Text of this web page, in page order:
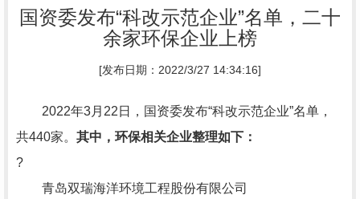
国资委发布“科改示范企业”名单，二十
余家环保企业上榜
[发布日期：2022/3/27 14:34:16]
2022年3月22日，国资委发布“科改示范企业”名单，
共440家。 其中，环保相关企业整理如下：
?
青岛双瑞海洋环境工程股份有限公司